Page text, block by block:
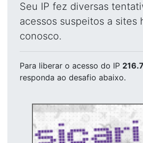
Seu IP fez diversas
acessos suspeitos a sites
conosco.
Para liberar o acesso do IP
responda ao desafio abaixo.